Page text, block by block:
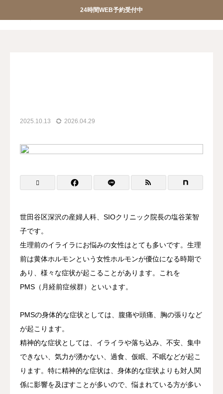
24時間WEB予約受付中
産婦人科SIOクリニック
院長コラム PMS(月経前症候群)つらいですよね。生理前のイライラは漢方「抑肝散」で治療できます
2025.10.13 2026.04.29
世田谷区深沢の産婦人科、SIOクリニック院長の塩谷茉智
子です。
生理前のイライラにお悩みの女性はとても多いです。生理
前は黄体ホルモンという女性ホルモンが優位になる時期で
あり、様々な症状が起こることがあります。これを
PMS（月経前症候群）といいます。
PMSの身体的な症状としては、腹痛や頭痛、胸の張りなど
が起こります。
精神的な症状としては、イライラや落ち込み、不安、集中
できない、気力が湧かない、過食、仮眠、不眠などが起こ
ります。特に精神的な症状は、身体的な症状よりも対人関
係に影響を及ぼすことが多いので、悩まれている方が多い
産婦人科SIOクリニック
WEB予約
特定商取引法に基づく表記
オンライン診療
診療案内
PMDD相談
メディカルダイエット
WEB予約
院長コラム